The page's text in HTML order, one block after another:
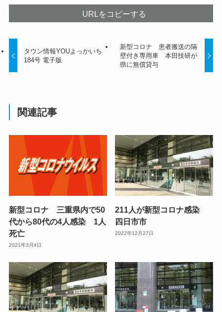
URLをコピーする
タウン情報YOUよっかいち
184号 電子版
新型コロナ 患者搬送の隔
壁付き専用車 本田技研が
県に無償貸与
関連記事
新型コロナ 三重県内で50
代から80代の4人感染 1人
死亡
2021年3月4日
211人が新型コロナ感染
四日市市
2022年12月27日